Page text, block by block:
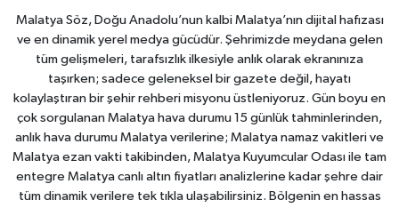
Malatya Söz, Doğu Anadolu’nun kalbi Malatya’nın dijital hafızası
ve en dinamik yerel medya gücüdür. Şehrimizde meydana gelen
tüm gelişmeleri, tarafsızlık ilkesiyle anlık olarak ekranınıza
taşırken; sadece geleneksel bir gazete değil, hayatı
kolaylaştıran bir şehir rehberi misyonu üstleniyoruz. Gün boyu en
çok sorgulanan Malatya hava durumu 15 günlük tahminlerinden,
anlık hava durumu Malatya verilerine; Malatya namaz vakitleri ve
Malatya ezan vakti takibinden, Malatya Kuyumcular Odası ile tam
entegre Malatya canlı altın fiyatları analizlerine kadar şehre dair
tüm dinamik verilere tek tıkla ulaşabilirsiniz. Bölgenin en hassas